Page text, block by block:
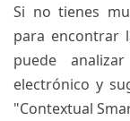
Si no tienes
para encontrar
puede
electrónico y
"Contextual